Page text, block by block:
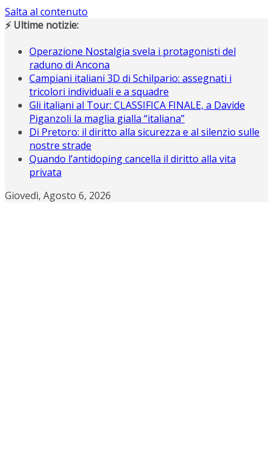
Salta al contenuto
⚡ Ultime notizie:
Operazione Nostalgia svela i protagonisti del
raduno di Ancona
Campiani italiani 3D di Schilpario: assegnati i
tricolori individuali e a squadre
Gli italiani al Tour: CLASSIFICA FINALE, a Davide
Piganzoli la maglia gialla “italiana”
Di Pretoro: il diritto alla sicurezza e al silenzio sulle
nostre strade
Quando l’antidoping cancella il diritto alla vita
privata
Giovedì, Agosto 6, 2026